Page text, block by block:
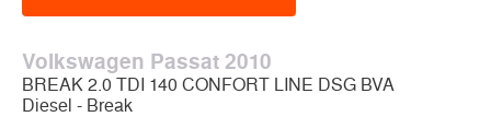
Volkswagen Passat 2010
BREAK 2.0 TDI 140 CONFORT LINE DSG BVA
Diesel - Break